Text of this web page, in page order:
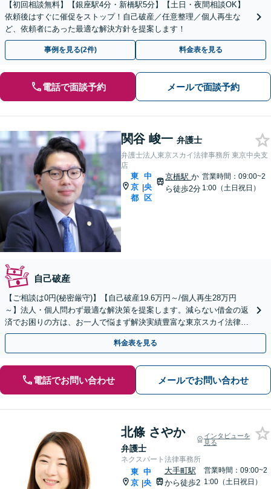
【初回相談無料】【銀座駅4分・新橋駅5分】【土日・夜間相談OK】
依頼後はすぐに催促をストップ！自己破産／任意整理／個人再生な
ど、依頼者にあった最適な解決方針を提案します！
事例を見る(2件) 料金表を見る
電話で面談予約 メールで面談予約
関谷 峻一 弁護士
弁護士法人東京スカイ法律事務所 東京中央支
店
東
京
都
|
中
央
区
京橋駅か
ら徒歩2分
営業時間：09:00~2
1:00（土日祝日）
自己破産
【ご相談は0円(秘密厳守)】【自己破産19.6万円～/個人再生28万円
～】法人・個人問わず最適な解決策を提案します。減らない借金の返
済でお困りの方は、お一人で悩まず解決実績豊富な東京スカイ法律事
務所にご相談ください。
料金表を見る
電話でお問い合わせ メールでお問い合わせ
北條 さやか
弁護士
インタビューを
見る
ネクスパート法律事務所
東
京 |
中
央
大手町駅
から徒歩2
営業時間：09:00~2
1:00（土日祝日）